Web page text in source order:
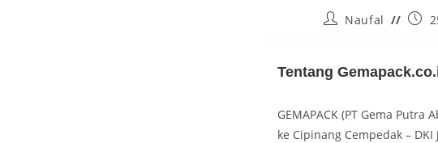
Naufal
Tentang
GEMAPACK (PT Gema
ke Cipinang Cempedak –